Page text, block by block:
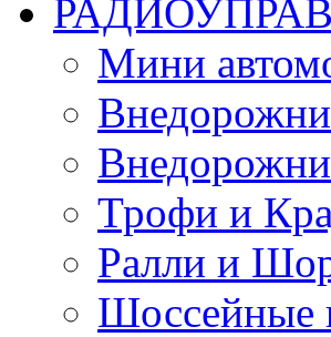
Мини
Трофи и
Ралли и
Шоссейные